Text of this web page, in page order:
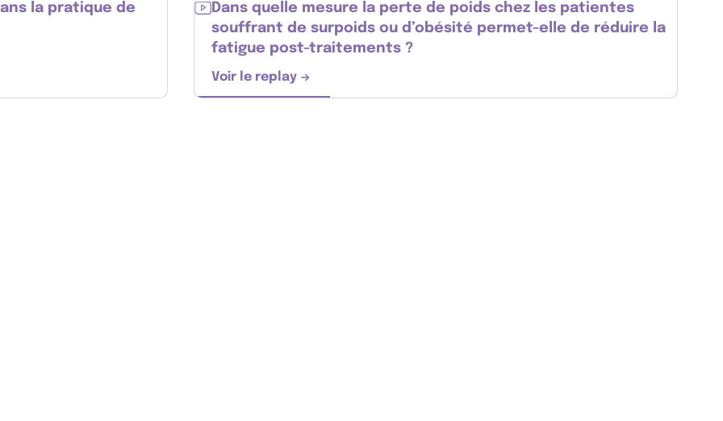
la pratique de
la pratique de l’activité physique ?
Dans quelle mesure la perte de poids chez les patientes
souffrant de surpoids ou d’obésité permet-elle de réduire la
fatigue post-traitements ?
Voir le replay
Dans quelle mesure la perte de poids chez les patientes souffrant